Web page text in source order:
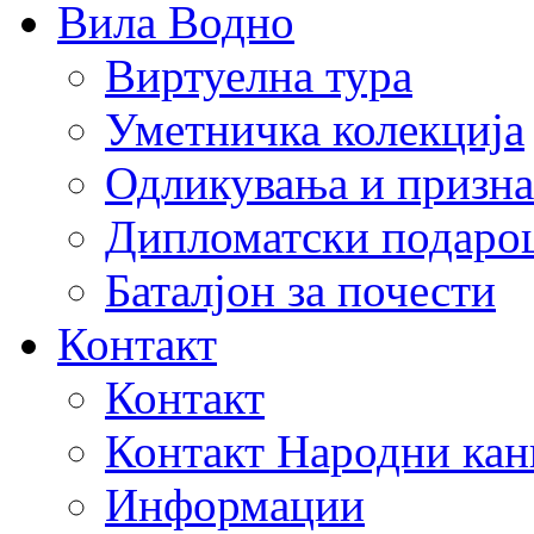
Вила Водно
Виртуелна тура
Уметничка колекција
Одликувања и
Дипломатски
Баталјон за почести
Контакт
Контакт
Контакт Народни
Информации